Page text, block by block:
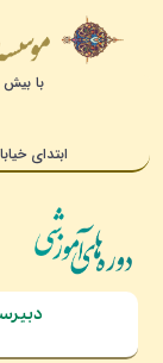
با بیش
ابتدای